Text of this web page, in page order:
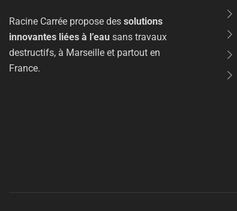
Racine Carrée propose des solutions
innovantes liées à l’eau sans travaux
destructifs, à Marseille et partout en
France.